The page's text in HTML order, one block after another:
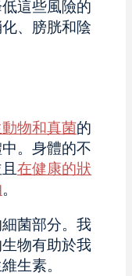
這些風險的
、膀胱和陰
物和真菌的
。身體的不
在健康的狀
。
菌部分。我
物有助於我
生素。